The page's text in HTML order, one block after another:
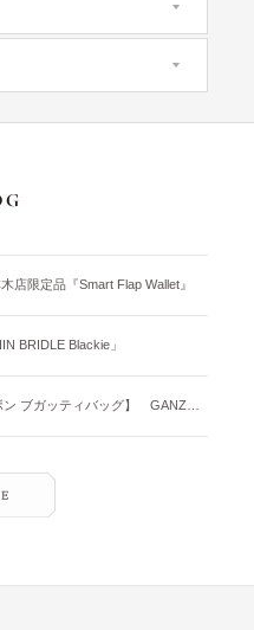
店限定品『Smart Flap Wallet』
BRIDLE Blackie」
愛用品紹介 【エイボン ブガッティバッグ】 GANZO名古屋店